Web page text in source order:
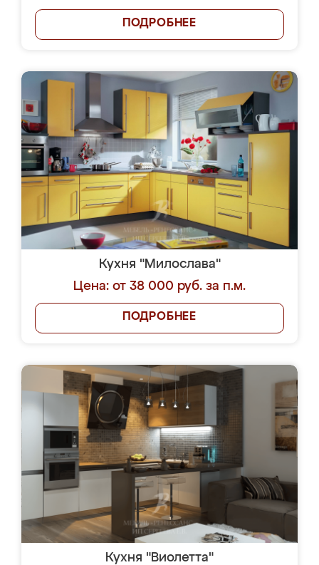
ПОДРОБНЕЕ
Кухня "Милослава"
Цена: от 38 000 руб. за п.м.
ПОДРОБНЕЕ
Кухня "Виолетта"